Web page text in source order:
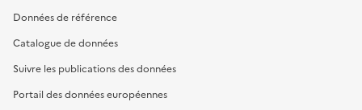
Données de référence
Catalogue de données
Suivre les publications des données
Portail des données européennes